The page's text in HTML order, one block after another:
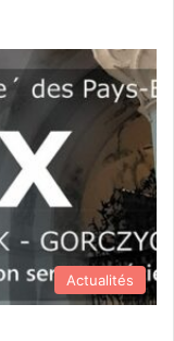
Actualités